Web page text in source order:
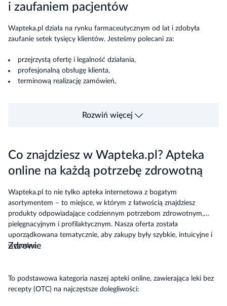
i zaufaniem pacjentów
Wapteka.pl działa na rynku farmaceutycznym od lat i zdobyła
zaufanie setek tysięcy klientów. Jesteśmy polecani za:
przejrzystą ofertę i legalność działania,
profesjonalną obsługę klienta,
terminową realizację zamówień,
Rozwiń więcej
Co znajdziesz w Wapteka.pl? Apteka
online na każdą potrzebę zdrowotną
Wapteka.pl to nie tylko apteka internetowa z bogatym
asortymentem – to miejsce, w którym z łatwością znajdziesz
produkty odpowiadające codziennym potrzebom zdrowotnym,
pielęgnacyjnym i profilaktycznym. Nasza oferta została
uporządkowana tematycznie, aby zakupy były szybkie, intuicyjne i
wygodne.
Zdrowie
To podstawowa kategoria naszej apteki online, zawierająca leki bez
recepty (OTC) na najczęstsze dolegliwości: